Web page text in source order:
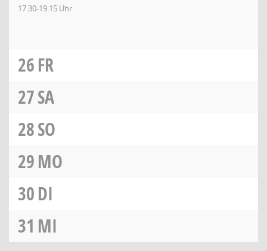
17:30-19:15 Uhr
26FR
27SA
28SO
29MO
30DI
31 MI